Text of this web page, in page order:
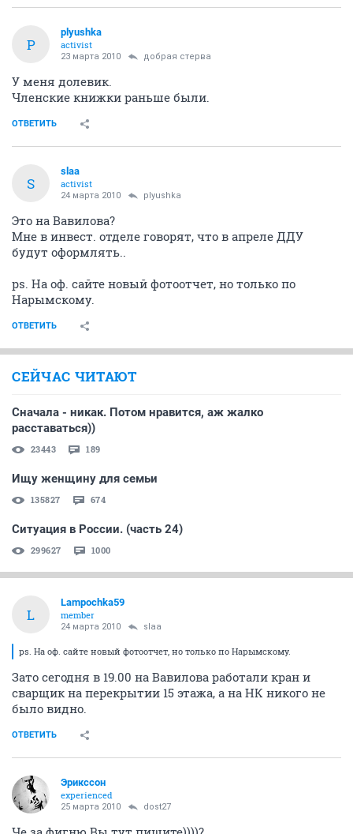
P
plyushka
activist
23 марта 2010 добрая стерва
У меня долевик.
Членские книжки раньше были.
ОТВЕТИТЬ
S
slaa
activist
24 марта 2010 plyushka
Это на Вавилова?
Мне в инвест. отделе говорят, что в апреле ДДУ
будут оформлять..
ps. На оф. сайте новый фотоотчет, но только по
Нарымскому.
ОТВЕТИТЬ
СЕЙЧАС ЧИТАЮТ
Сначала - никак. Потом нравится, аж жалко
расставаться))
23443 189
Ищу женщину для семьи
135827 674
Ситуация в России. (часть 24)
299627 1000
L
Lampochka59
member
24 марта 2010 slaa
ps. На оф. сайте новый фотоотчет, но только по Нарымскому.
Зато сегодня в 19.00 на Вавилова работали кран и
сварщик на перекрытии 15 этажа, а на НК никого не
было видно.
ОТВЕТИТЬ
Эрикссон
experienced
25 марта 2010 dost27